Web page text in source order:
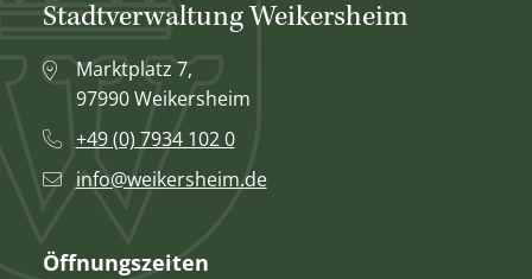
Stadtverwaltung Weikersheim
Marktplatz 7,
97990 Weikersheim
+49 (0) 7934 102 0
info@weikersheim.de
Öffnungszeiten